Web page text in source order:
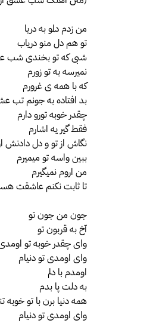
من زدم دلمو به دریا
تو هم دل منو دریاب
شبی که تو بخندی شب
نمیرسه به تو زورم
که با همه ی غرورم
بد افتاده به جونم تب
چقدر خوبه تورو دارم
فقط گیر یه اشارم
نگاش از تو و دل دادنش
ببین واسه تو میمیرم
من اروم نمیگیرم
تا ثابت نکنم عاشقت
جون من جون تو
آخ به قربون تو
وای چقدر خوبه تو اومدی
وای اومدی تو دنیام
اومدم با دلم
به دلت پا بدم
همه دنیا برن با تو خوبه
وای اومدی تو دنیام